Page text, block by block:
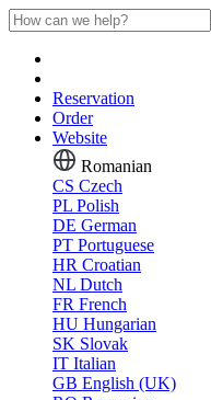
Reservation
Order
Website
Romanian
CS Czech
PL Polish
DE German
PT Portuguese
HR Croatian
NL Dutch
FR French
HU Hungarian
SK Slovak
IT Italian
GB English (UK)